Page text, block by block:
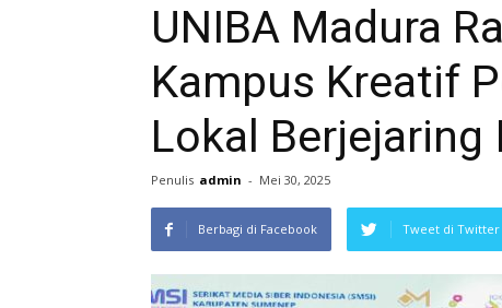
UNIBA Madura
Kampus Kreatif
Lokal Berjejaring
Penulis admin - Mei 30, 2025
Berbagi di Facebook Tweet di Twitter